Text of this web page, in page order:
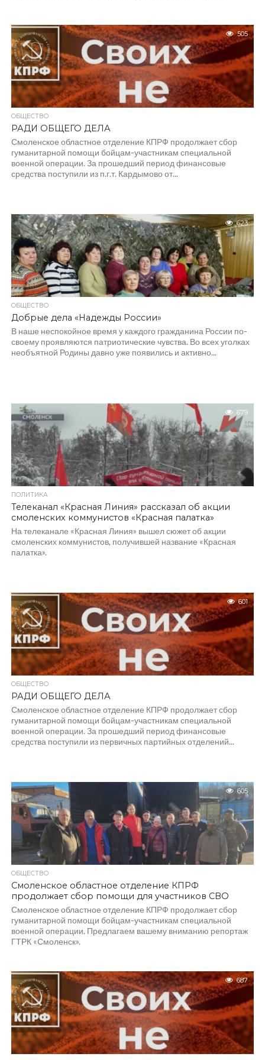
505
ОБЩЕСТВО
РАДИ ОБЩЕГО ДЕЛА
Смоленское областное отделение КПРФ продолжает сбор
гуманитарной помощи бойцам-участникам специальной
военной операции. За прошедший период финансовые
средства поступили из п.г.т. Кардымово от...
623
ОБЩЕСТВО
Добрые дела «Надежды России»
В наше неспокойное время у каждого гражданина России по-
своему проявляются патриотические чувства. Во всех уголках
необъятной Родины давно уже появились и активно...
679
ПОЛИТИКА
Телеканал «Красная Линия» рассказал об акции
смоленских коммунистов «Красная палатка»
На телеканале «Красная Линия» вышел сюжет об акции
смоленских коммунистов, получившей название «Красная
палатка».
601
ОБЩЕСТВО
РАДИ ОБЩЕГО ДЕЛА
Смоленское областное отделение КПРФ продолжает сбор
гуманитарной помощи бойцам-участникам специальной
военной операции. За прошедший период финансовые
средства поступили из первичных партийных отделений...
605
ОБЩЕСТВО
Смоленское областное отделение КПРФ
продолжает сбор помощи для участников СВО
Смоленское областное отделение КПРФ продолжает сбор
гуманитарной помощи бойцам-участникам специальной
военной операции. Предлагаем вашему вниманию репортаж
ГТРК «Смоленск».
687